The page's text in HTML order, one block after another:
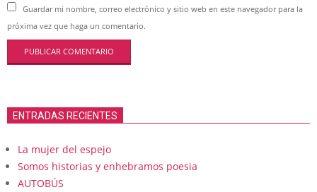
Guardar mi nombre, correo electrónico y sitio web en este navegador para la
próxima vez que haga un comentario.
ENTRADAS RECIENTES
La mujer del espejo
Somos historias y enhebramos poesia
AUTOBÚS